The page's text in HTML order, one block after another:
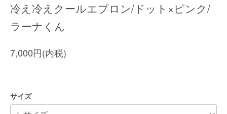
冷え冷えクールエプロン/ドット×ピンク/
ラーナくん
7,000円(内税)
サイズ